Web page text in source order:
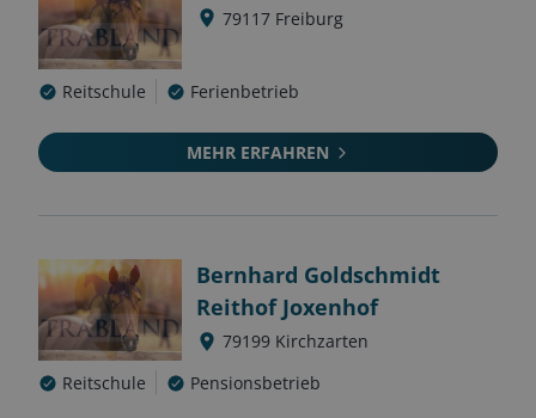
79117 Freiburg
Reitschule Ferienbetrieb
MEHR ERFAHREN
Bernhard Goldschmidt
Reithof Joxenhof
79199 Kirchzarten
Reitschule
Pensionsbetrieb